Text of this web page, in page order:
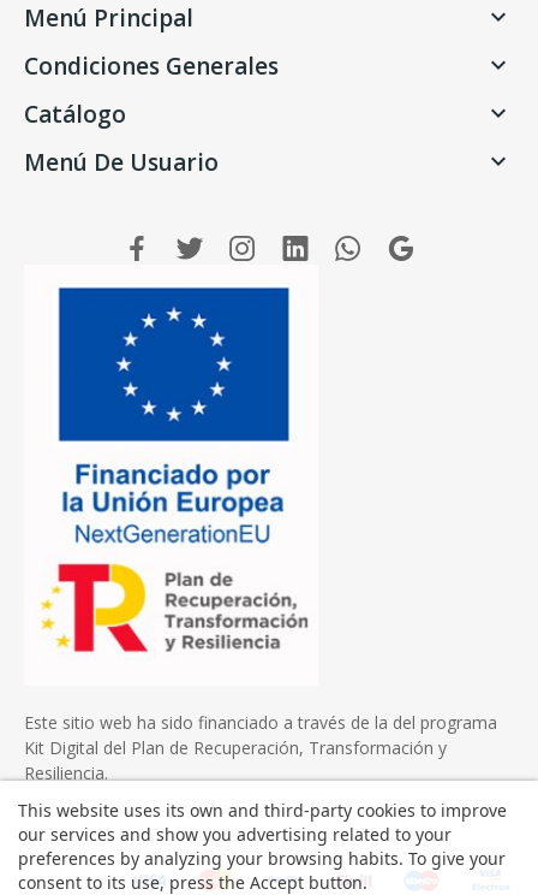
Menú Principal 
Condiciones Generales 
Catálogo 
Menú De Usuario 
Este sitio web ha sido financiado a través de la del programa
Kit Digital del Plan de Recuperación, Transformación y
Resiliencia.
This website uses its own and third-party cookies to improve
our services and show you advertising related to your
preferences by analyzing your browsing habits. To give your
consent to its use, press the Accept button.